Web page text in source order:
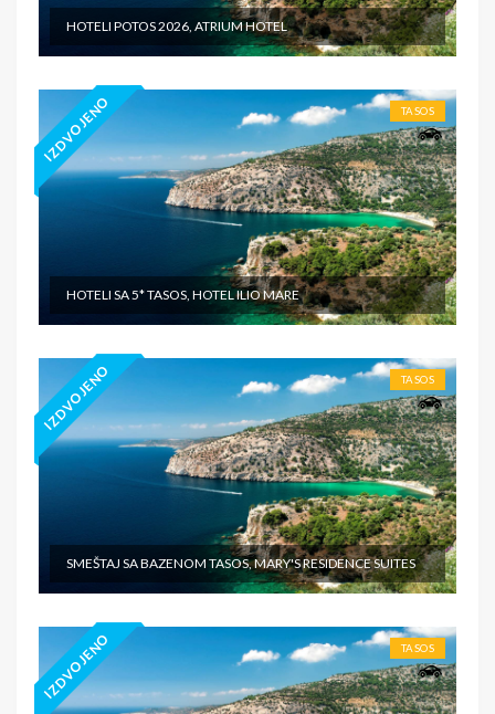
HOTELI POTOS 2026, ATRIUM HOTEL
IZDVOJENO TASOS
HOTELI SA 5* TASOS, HOTEL ILIO MARE
IZDVOJENO TASOS
SMEŠTAJ SA BAZENOM TASOS, MARY'S RESIDENCE SUITES
IZDVOJENO TASOS